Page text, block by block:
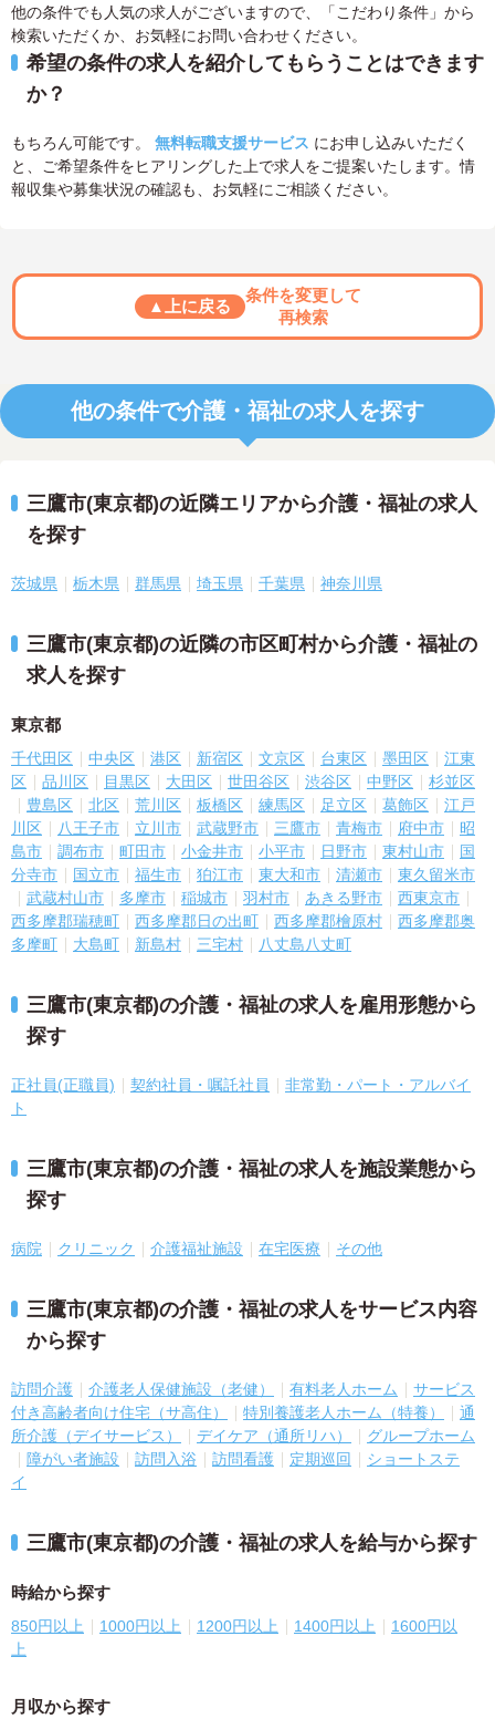
他の条件でも人気の求人がございますので、「こだわり条件」から
検索いただくか、お気軽にお問い合わせください。
希望の条件の求人を紹介してもらうことはできます
か？
もちろん可能です。 無料転職支援サービス にお申し込みいただく
と、ご希望条件をヒアリングした上で求人をご提案いたします。情
報収集や募集状況の確認も、お気軽にご相談ください。
▲上に戻る
条件を変更して
再検索
他の条件で介護・福祉の求人を探す
三鷹市(東京都)の近隣エリアから介護・福祉の求人
を探す
茨城県 栃木県 群馬県 埼玉県 千葉県 神奈川県
三鷹市(東京都)の近隣の市区町村から介護・福祉の
求人を探す
東京都
千代田区 中央区 港区 新宿区 文京区 台東区 墨田区
江東
区
品川区 目黒区 大田区 世田谷区 渋谷区 中野区
杉並区
豊島区
北区 荒川区 板橋区 練馬区 足立区 葛飾区
江戸
川区
八王子市 立川市 武蔵野市 三鷹市 青梅市 府中市
昭
島市
調布市 町田市 小金井市 小平市 日野市 東村山市
国
分寺市
国立市 福生市 狛江市 東大和市 清瀬市
東久留米市
武蔵村山市
多摩市 稲城市 羽村市 あきる野市
西東京市
西多摩郡瑞穂町
西多摩郡日の出町 西多摩郡檜原村
西多摩郡奥
多摩町
大島町 新島村 三宅村 八丈島八丈町
三鷹市(東京都)の介護・福祉の求人を雇用形態から
探す
正社員(正職員) 契約社員・嘱託社員
非常勤・パート・アルバイ
ト
三鷹市(東京都)の介護・福祉の求人を施設業態から
探す
病院 クリニック 介護福祉施設 在宅医療 その他
三鷹市(東京都)の介護・福祉の求人をサービス内容
から探す
訪問介護 介護老人保健施設（老健） 有料老人ホーム
サービス
付き高齢者向け住宅（サ高住）
特別養護老人ホーム（特養）
通
所介護（デイサービス）
デイケア（通所リハ）
グループホーム
障がい者施設
訪問入浴 訪問看護 定期巡回
ショートステ
イ
三鷹市(東京都)の介護・福祉の求人を給与から探す
時給から探す
850円以上 1000円以上 1200円以上 1400円以上
1600円以
上
月収から探す